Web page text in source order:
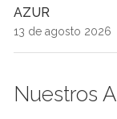
AZUR
13 de agosto 2026
Nuestros